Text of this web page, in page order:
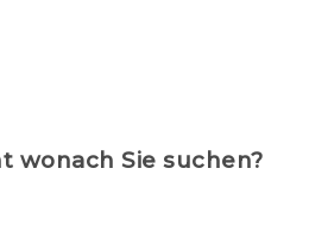
wonach Sie suchen?